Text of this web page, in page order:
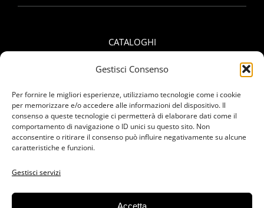
Gestisci Consenso
Per fornire le migliori esperienze, utilizziamo tecnologie come i cookie
per memorizzare e/o accedere alle informazioni del dispositivo. Il
consenso a queste tecnologie ci permetterà di elaborare dati come il
comportamento di navigazione o ID unici su questo sito. Non
acconsentire o ritirare il consenso può influire negativamente su alcune
caratteristiche e funzioni.
Gestisci servizi
Accetta
CATALOGHI
Scarica catalogo prodotti
Scarica catalogo contropunte